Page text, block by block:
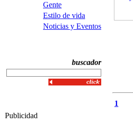
Gente
Estilo de vida
Noticias y Eventos
buscador
Publicidad
1